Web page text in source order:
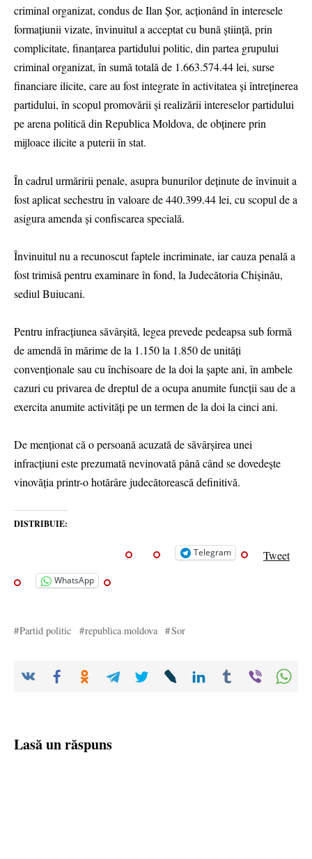
criminal organizat, condus de Ilan Șor, acționând în interesele
formațiunii vizate, învinuitul a acceptat cu bună știință, prin
complicitate, finanțarea partidului politic, din partea grupului
criminal organizat, în sumă totală de 1.663.574.44 lei, surse
financiare ilicite, care au fost integrate în activitatea şi întreținerea
partidului, în scopul promovării şi realizării intereselor partidului
pe arena politică din Republica Moldova, de obținere prin
mijloace ilicite a puterii în stat.
În cadrul urmăririi penale, asupra bunurilor deținute de învinuit a
fost aplicat sechestru în valoare de 440.399.44 lei, cu scopul de a
asigura amenda și confiscarea specială.
Învinuitul nu a recunoscut faptele incriminate, iar cauza penală a
fost trimisă pentru examinare în fond, la Judecătoria Chișinău,
sediul Buiucani.
Pentru infracțiunea săvârșită, legea prevede pedeapsa sub formă
de amendă în mărime de la 1.150 la 1.850 de unități
convenționale sau cu închisoare de la doi la șapte ani, în ambele
cazuri cu privarea de dreptul de a ocupa anumite funcții sau de a
exercita anumite activități pe un termen de la doi la cinci ani.
De menționat că o persoană acuzată de săvârșirea unei
infracțiuni este prezumată nevinovată până când se dovedește
vinovăția printr-o hotărâre judecătorească definitivă.
DISTRIBUIE:
Telegram Tweet
WhatsApp
Partid politic republica moldova Sor
Lasă un răspuns